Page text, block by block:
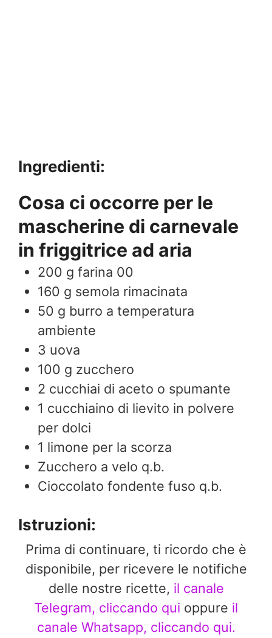
Ingredienti:
Cosa ci occorre per le
mascherine di carnevale
in friggitrice ad aria
200 g farina 00
160 g semola rimacinata
50 g burro a temperatura
ambiente
3 uova
100 g zucchero
2 cucchiai di aceto o spumante
1 cucchiaino di lievito in polvere
per dolci
1 limone per la scorza
Zucchero a velo q.b.
Cioccolato fondente fuso q.b.
Istruzioni:
Prima di continuare, ti ricordo che è
disponibile, per ricevere le notifiche
delle nostre ricette, il canale
Telegram, cliccando qui oppure il
canale Whatsapp, cliccando qui.